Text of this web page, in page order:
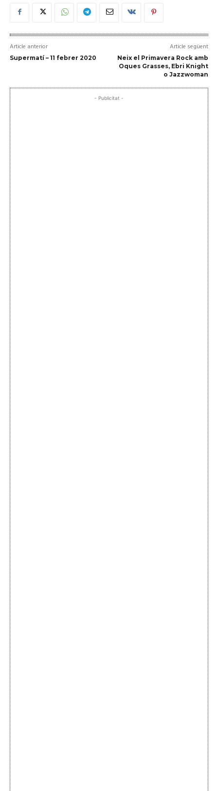
Article anterior
Supermatí – 11 febrer 2020
Article següent
Neix el Primavera Rock amb
Oques Grasses, Ebri Knight
o Jazzwoman
- Publicitat -